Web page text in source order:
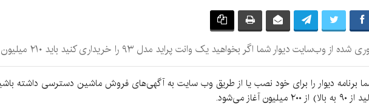
دیوار شما اگر بخواهید یک وانت پراید مدل ۹۳ را خریداری کنید باید ۲۱۰ میلیون تومان هزینه کنید.
شما برنامه دیوار را برای خود نصب یا از طریق وب سایت به آگهی‌های فروش ماشین دسترسی داشته
می‌شود.